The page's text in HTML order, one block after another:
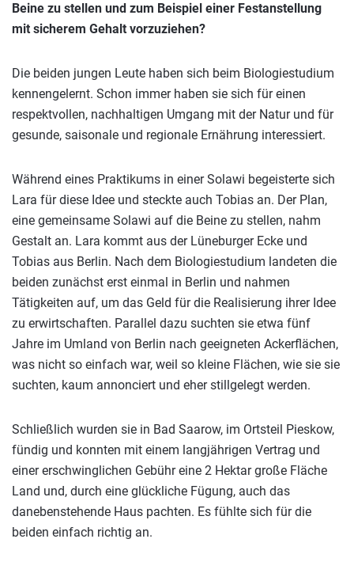
Beine zu stellen und zum Beispiel einer Festanstellung
mit sicherem Gehalt vorzuziehen?
Die beiden jungen Leute haben sich beim Biologiestudium
kennengelernt. Schon immer haben sie sich für einen
respektvollen, nachhaltigen Umgang mit der Natur und für
gesunde, saisonale und regionale Ernährung interessiert.
Während eines Praktikums in einer Solawi begeisterte sich
Lara für diese Idee und steckte auch Tobias an. Der Plan,
eine gemeinsame Solawi auf die Beine zu stellen, nahm
Gestalt an. Lara kommt aus der Lüneburger Ecke und
Tobias aus Berlin. Nach dem Biologiestudium landeten die
beiden zunächst erst einmal in Berlin und nahmen
Tätigkeiten auf, um das Geld für die Realisierung ihrer Idee
zu erwirtschaften. Parallel dazu suchten sie etwa fünf
Jahre im Umland von Berlin nach geeigneten Ackerflächen,
was nicht so einfach war, weil so kleine Flächen, wie sie sie
suchten, kaum annonciert und eher stillgelegt werden.
Schließlich wurden sie in Bad Saarow, im Ortsteil Pieskow,
fündig und konnten mit einem langjährigen Vertrag und
einer erschwinglichen Gebühr eine 2 Hektar große Fläche
Land und, durch eine glückliche Fügung, auch das
danebenstehende Haus pachten. Es fühlte sich für die
beiden einfach richtig an.